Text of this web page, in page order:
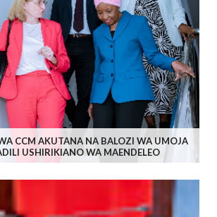
CCM AKUTANA NA BALOZI WA UMOJA
USHIRIKIANO WA MAENDELEO